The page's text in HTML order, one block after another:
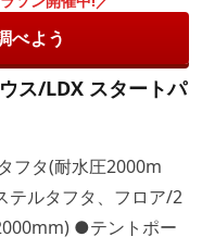
べよう
ス/LDX スタートパ
フタ(耐水圧2000m
テルタフタ、フロア/2
●テントポー